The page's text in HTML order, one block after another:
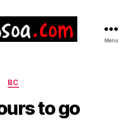
Menu
Catégories
BC
to go